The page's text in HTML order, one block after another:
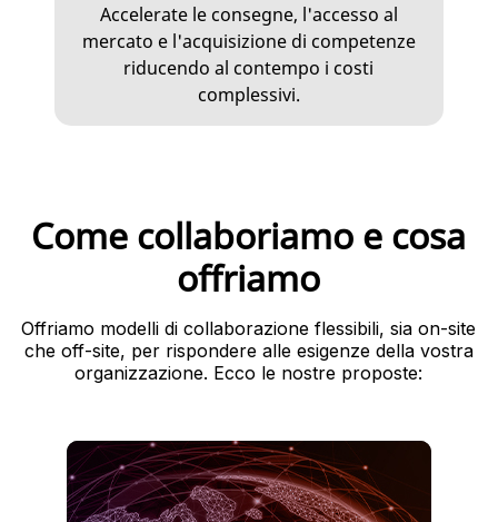
Accelerate le consegne, l'accesso al
mercato e l'acquisizione di competenze
riducendo al contempo i costi
complessivi.
Come collaboriamo e cosa
offriamo
Offriamo modelli di collaborazione flessibili, sia on-site
che off-site, per rispondere alle esigenze della vostra
organizzazione. Ecco le nostre proposte:
operativa.